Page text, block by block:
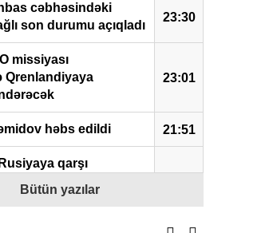
23:30
cəbhəsindəki
son durumu açıqladı
23:01
missiyası
Qrenlandiyaya
21:51
həbs edildi
qarşı
Bütün yazılar